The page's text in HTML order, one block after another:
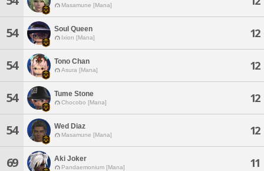
Masamune [Mana]
54 Soul Queen
Ixion [Mana] 12
54 Tono Chan
Asura [Mana] 12
54 Tume Stone
Chocobo [Mana] 12
54 Wed Diaz
Masamune [Mana] 12
69 Aki Joker
Pandaemonium [Mana] 11